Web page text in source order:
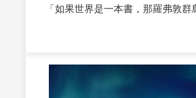
「如果世界是一本書，那羅弗敦